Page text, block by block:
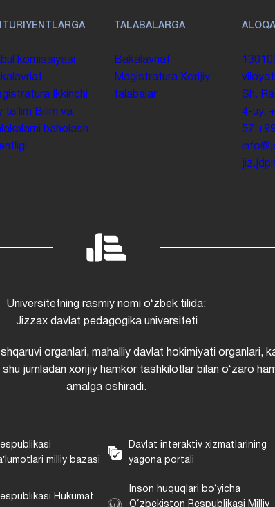
komissiyasi
Ikkinchi
taʼlim Bilim va
baholash
TALABALARGA
Bakalavriat
Magistratura Xorijiy
talabalar
Sh.
4-uy.
57
Universitetning rasmiy nomi oʻzbek tilida:
Jizzax davlat pedagogika universiteti
organlari, mahalliy davlat hokimiyati organlari,
jumladan xorijiy hamkor tashkilotlar bilan oʻzaro
amalga oshiradi.
milliy bazasi
Davlat interaktiv xizmatlarining
yagona portali
Hukumat
Inson huquqlari bo‘yicha
O‘zbekiston Respublikasi Milliy